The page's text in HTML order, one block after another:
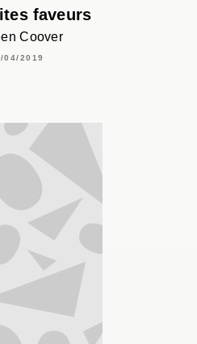
faveurs
Coover
04/2019